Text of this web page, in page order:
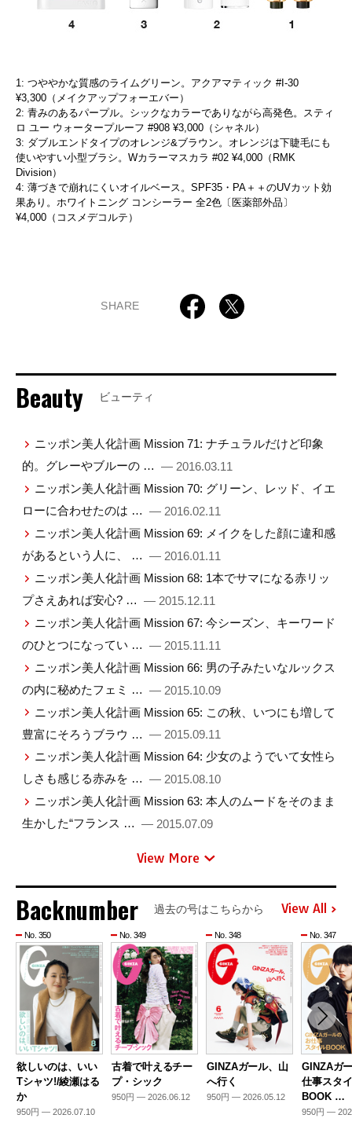
1: つややかな質感のライムグリーン。アクアマティック #I-30
¥3,300（メイクアップフォーエバー）
2: 青みのあるパープル。シックなカラーでありながら高発色。スティ
ロ ユー ウォータープルーフ #908 ¥3,000（シャネル）
3: ダブルエンドタイプのオレンジ&ブラウン。オレンジは下睫毛にも
使いやすい小型ブラシ。Wカラーマスカラ #02 ¥4,000（RMK
Division）
4: 薄づきで崩れにくいオイルベース。SPF35・PA＋＋のUVカット効
果あり。ホワイトニング コンシーラー 全2色〔医薬部外品〕
¥4,000（コスメデコルテ）
SHARE
Beauty ビューティ
ニッポン美人化計画 Mission 71: ナチュラルだけど印象
的。グレーやブルーの … — 2016.03.11
ニッポン美人化計画 Mission 70: グリーン、レッド、イエ
ローに合わせたのは … — 2016.02.11
ニッポン美人化計画 Mission 69: メイクをした顔に違和感
があるという人に、 … — 2016.01.11
ニッポン美人化計画 Mission 68: 1本でサマになる赤リッ
プさえあれば安心? … — 2015.12.11
ニッポン美人化計画 Mission 67: 今シーズン、キーワード
のひとつになってい … — 2015.11.11
ニッポン美人化計画 Mission 66: 男の子みたいなルックス
の内に秘めたフェミ … — 2015.10.09
ニッポン美人化計画 Mission 65: この秋、いつにも増して
豊富にそろうブラウ … — 2015.09.11
ニッポン美人化計画 Mission 64: 少女のようでいて女性ら
しさも感じる赤みを … — 2015.08.10
ニッポン美人化計画 Mission 63: 本人のムードをそのまま
生かした“フランス … — 2015.07.09
View More
Backnumber 過去の号はこちらから View All
No. 350
欲しいのは、いい
Tシャツ!/綾瀬はる
か
950円 — 2026.07.10
No. 349
古着で叶えるチー
プ・シック
950円 — 2026.06.12
No. 348
GINZAガール、山
へ行く
950円 — 2026.05.12
No. 347
GINZAガ
仕事スタ
BOOK …
950円 —